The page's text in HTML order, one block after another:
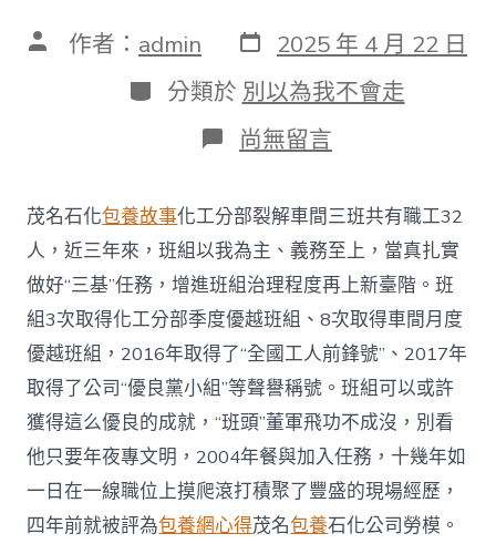
文 作者： admin 發
表
日
期
2025 年 4 月 22 日
分
類
分類於 別以為我不會走
在
〈茂
石
化：
展
甜
心
一
包
養
網
示
勞
模
風
采，
帶
出
尚無留言
茂名石化包養故事化工分部裂解車間三班共有職工32
人，近三年來，班組以我為主、義務至上，當真扎實
做好“三基”任務，增進班組治理程度再上新臺階。班
組3次取得化工分部季度優越班組、8次取得車間月度
優越班組，2016年取得了“全國工人前鋒號”、2017年
取得了公司“優良黨小組”等聲譽稱號。班組可以或許
獲得這么優良的成就，“班頭”董軍飛功不成沒，別看
他只要年夜專文明，2004年餐與加入任務，十幾年如
一日在一線職位上摸爬滾打積聚了豐盛的現場經歷，
四年前就被評為包養網心得茂名包養石化公司勞模。